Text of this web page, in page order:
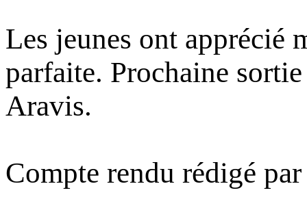
Les jeunes ont apprécié
parfaite. Prochaine
Aravis.
Compte rendu rédigé